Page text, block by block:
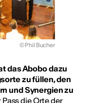
© Phil Bucher
das Abobo dazu
zu füllen, den
und Synergien zu
die Orte der